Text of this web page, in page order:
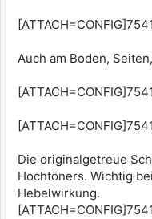
Auch am Boden,
Die originalgetreue
Hochtöners. Wichtig
Hebelwirkung.